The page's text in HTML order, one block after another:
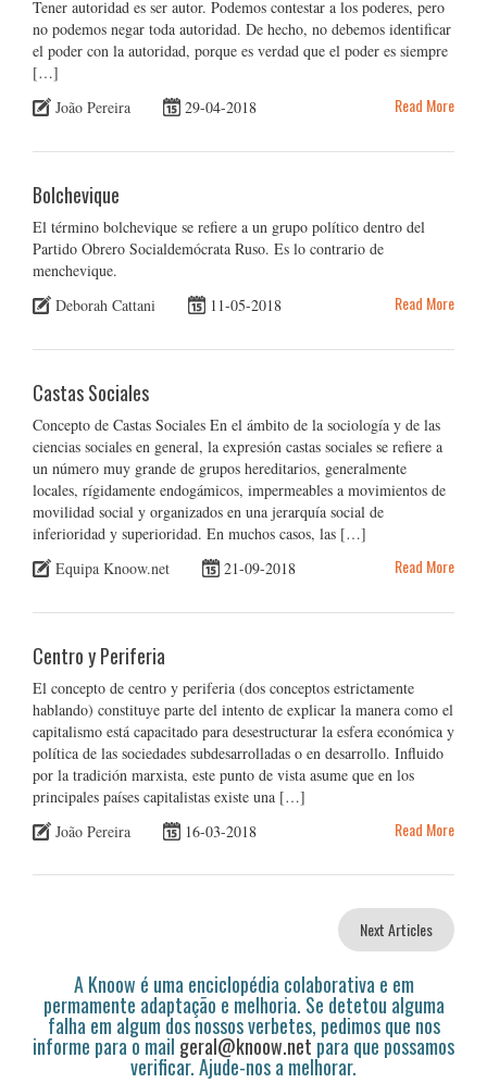
Tener autoridad es ser autor. Podemos contestar a los poderes, pero
no podemos negar toda autoridad. De hecho, no debemos identificar
el poder con la autoridad, porque es verdad que el poder es siempre
[…]
João Pereira
29-04-2018 Read More
Bolchevique
El término bolchevique se refiere a un grupo político dentro del
Partido Obrero Socialdemócrata Ruso. Es lo contrario de
menchevique.
Deborah Cattani
11-05-2018 Read More
Castas Sociales
Concepto de Castas Sociales En el ámbito de la sociología y de las
ciencias sociales en general, la expresión castas sociales se refiere a
un número muy grande de grupos hereditarios, generalmente
locales, rígidamente endogámicos, impermeables a movimientos de
movilidad social y organizados en una jerarquía social de
inferioridad y superioridad. En muchos casos, las […]
Equipa Knoow.net
21-09-2018 Read More
Centro y Periferia
El concepto de centro y periferia (dos conceptos estrictamente
hablando) constituye parte del intento de explicar la manera como el
capitalismo está capacitado para desestructurar la esfera económica y
política de las sociedades subdesarrolladas o en desarrollo. Influido
por la tradición marxista, este punto de vista asume que en los
principales países capitalistas existe una […]
João Pereira
16-03-2018 Read More
Next Articles
A Knoow é uma enciclopédia colaborativa e em
permamente adaptação e melhoria. Se detetou alguma
falha em algum dos nossos verbetes, pedimos que nos
informe para o mail geral@knoow.netpara que possamos
verificar. Ajude-nos a melhorar.